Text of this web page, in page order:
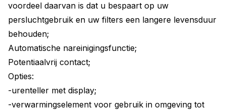
voordeel daarvan is dat u bespaart op uw
persluchtgebruik en uw filters een langere levensduur
behouden;
Automatische nareinigingsfunctie;
Potentiaalvrij contact;
Opties:
-urenteller met display;
-verwarmingselement voor gebruik in omgeving tot